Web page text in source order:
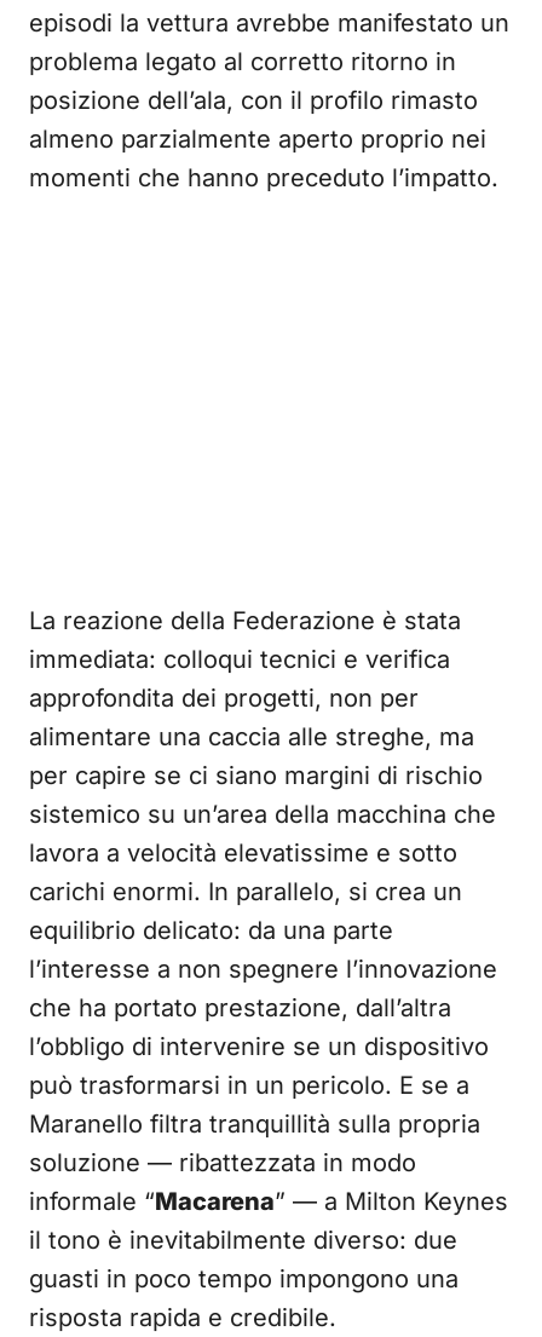
episodi la vettura avrebbe manifestato un
problema legato al corretto ritorno in
posizione dell’ala, con il profilo rimasto
almeno parzialmente aperto proprio nei
momenti che hanno preceduto l’impatto.
La reazione della Federazione è stata
immediata: colloqui tecnici e verifica
approfondita dei progetti, non per
alimentare una caccia alle streghe, ma
per capire se ci siano margini di rischio
sistemico su un’area della macchina che
lavora a velocità elevatissime e sotto
carichi enormi. In parallelo, si crea un
equilibrio delicato: da una parte
l’interesse a non spegnere l’innovazione
che ha portato prestazione, dall’altra
l’obbligo di intervenire se un dispositivo
può trasformarsi in un pericolo. E se a
Maranello filtra tranquillità sulla propria
soluzione — ribattezzata in modo
informale “Macarena” — a Milton Keynes
il tono è inevitabilmente diverso: due
guasti in poco tempo impongono una
risposta rapida e credibile.